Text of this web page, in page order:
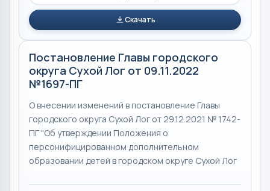
Скачать
Постановление Главы городского
округа Сухой Лог от 09.11.2022
№1697-ПГ
O внесении изменений в постановление Главы
городского округа Сухой Лог от 29.12.2021 № 1742-
ПГ "Об утверждении Положения о
персонифицированном дополнительном
образовании детей в городском округе Сухой Лог